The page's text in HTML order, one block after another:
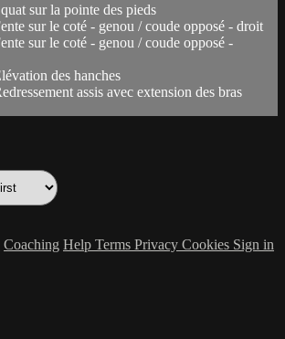
sur la pointe des pieds
sur le coté - genou / coude opposé - droit
sur le coté - genou / coude opposé -
des hanches
assis avec extension des bras
Coaching Help Terms Privacy Cookies Sign in